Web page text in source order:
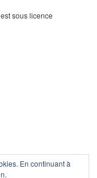
sous licence
En continuant à